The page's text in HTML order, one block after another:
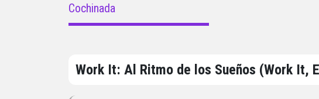
Cochinada
Work It: Al Ritmo de los Sueños (Work It,